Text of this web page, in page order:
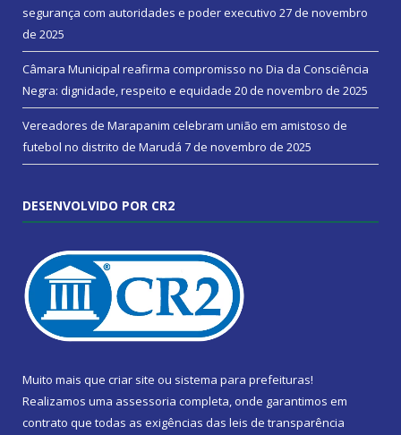
segurança com autoridades e poder executivo 27 de novembro
de 2025
Câmara Municipal reafirma compromisso no Dia da Consciência
Negra: dignidade, respeito e equidade 20 de novembro de 2025
Vereadores de Marapanim celebram união em amistoso de
futebol no distrito de Marudá 7 de novembro de 2025
DESENVOLVIDO POR CR2
Muito mais que criar site ou sistema para prefeituras!
Realizamos uma assessoria completa, onde garantimos em
contrato que todas as exigências das leis de transparência